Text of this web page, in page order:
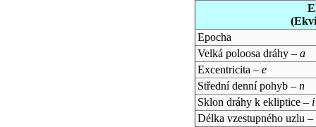
Epocha
Velká poloosa dráhy – a
Excentricita – e
Střední denní pohyb – n
Sklon dráhy k ekliptice – i
Délka vzestupného uzlu –